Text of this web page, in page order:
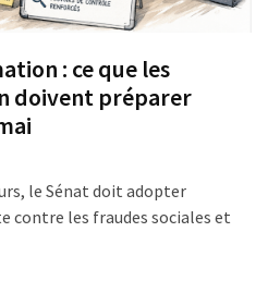
: ce que les
doivent préparer
le Sénat doit adopter
les fraudes sociales et